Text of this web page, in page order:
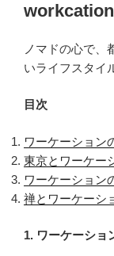
ノマドの心で、
いライフスタイ
目次
ワーケーション
東京とワーケー
ワーケーション
禅とワーケーシ
1. ワーケーショ